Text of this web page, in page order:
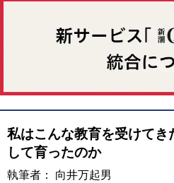
私はこんな教育を受けて
して育ったのか
執筆者： 向井万起男